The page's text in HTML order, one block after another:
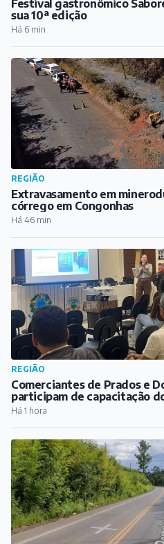
Festival gastronômico
sua 10ª edição
Há 6 min
REGIÃO
Extravasamento em
córrego em Congonhas
Há 46 min
REGIÃO
Comerciantes de Prados e
participam de capacitação
Há 1 hora